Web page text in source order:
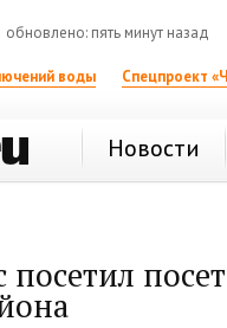
обновлено: пять минут назад
воды Спецпроект
Новости
посетил